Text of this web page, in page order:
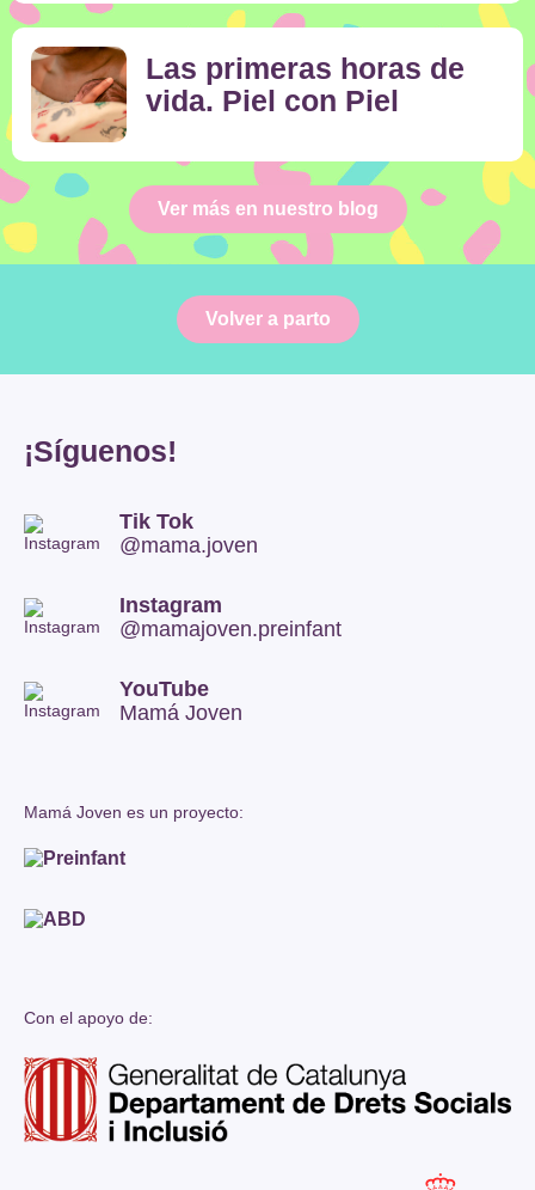
Las primeras horas de
vida. Piel con Piel
Ver más en nuestro blog
Volver a parto
¡Síguenos!
Tik Tok
@mama.joven
Instagram
@mamajoven.preinfant
YouTube
Mamá Joven
Mamá Joven es un proyecto:
Con el apoyo de: